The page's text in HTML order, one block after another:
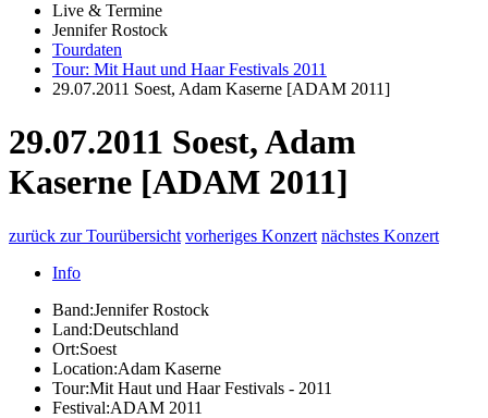
Live & Termine
Jennifer Rostock
Tourdaten
Tour: Mit Haut und Haar Festivals 2011
29.07.2011 Soest, Adam Kaserne [ADAM 2011]
29.07.2011 Soest, Adam
Kaserne [ADAM 2011]
zurück zur Tourübersicht vorheriges Konzert nächstes Konzert
Info
Band:Jennifer Rostock
Land:Deutschland
Ort:Soest
Location:Adam Kaserne
Tour:Mit Haut und Haar Festivals - 2011
Festival:ADAM 2011